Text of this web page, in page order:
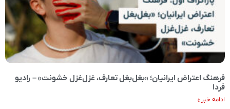
فرهنگ اعتراض ایرانیان؛ «بغل‌بغل تعارف، غزل‌غزل خشونت» – رادیو
فردا
ادامه خبر »